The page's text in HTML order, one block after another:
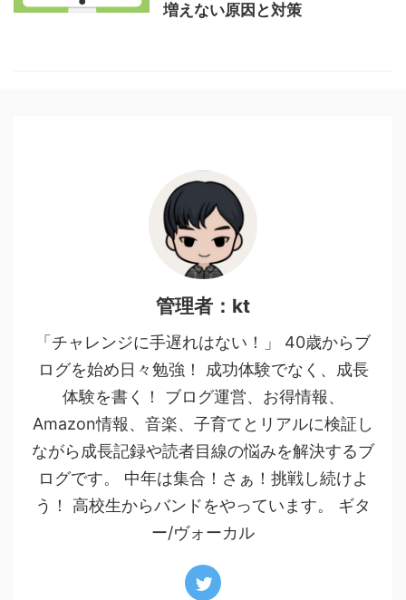
増えない原因と対策
管理者：kt
「チャレンジに手遅れはない！」 40歳からブ
ログを始め日々勉強！ 成功体験でなく、成長
体験を書く！ ブログ運営、お得情報、
Amazon情報、音楽、子育てとリアルに検証し
ながら成長記録や読者目線の悩みを解決するブ
ログです。 中年は集合！さぁ！挑戦し続けよ
う！ 高校生からバンドをやっています。 ギタ
ー/ヴォーカル